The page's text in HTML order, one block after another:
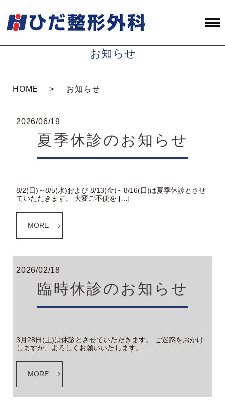
お知らせ
HOME お知らせ
2026/06/19
夏季休診のお知らせ
8/2(日)～8/5(水)および 8/13(金)～8/16(日)は夏季休診とさせ
ていただきます。 大変ご不便を […]
MORE
2026/02/18
臨時休診のお知らせ
3月28日(土)は休診とさせていただきます。 ご迷惑をおかけ
しますが、よろしくお願いいたします。
MORE